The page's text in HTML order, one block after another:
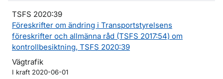
TSFS 2020:39
Föreskrifter om ändring i Transportstyrelsens
föreskrifter och allmänna råd (TSFS 2017:54) om
kontrollbesiktning, TSFS 2020:39
Vägtrafik
I kraft 2020-06-01